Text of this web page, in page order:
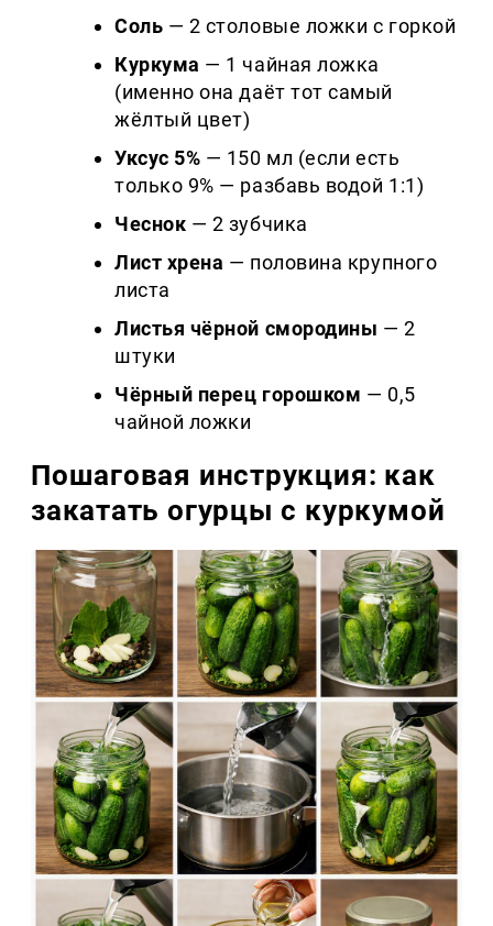
Соль — 2 столовые ложки с горкой
Куркума — 1 чайная ложка
(именно она даёт тот самый
жёлтый цвет)
Уксус 5% — 150 мл (если есть
только 9% — разбавь водой 1:1)
Чеснок — 2 зубчика
Лист хрена — половина крупного
листа
Листья чёрной смородины — 2
штуки
Чёрный перец горошком — 0,5
чайной ложки
Пошаговая инструкция: как
закатать огурцы с куркумой